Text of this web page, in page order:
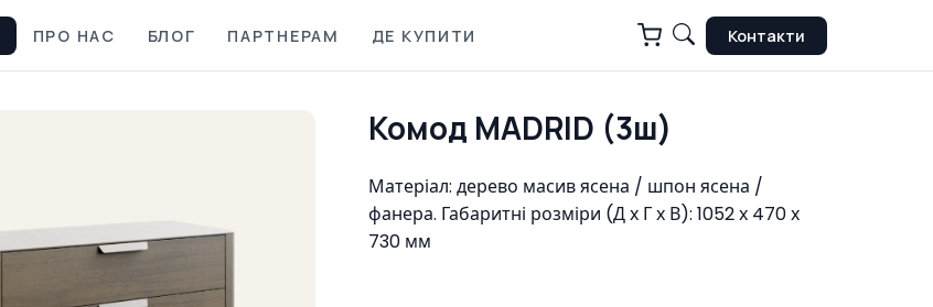
ПРО НАС БЛОГ ПАРТНЕРАМ ДЕ КУПИТИ Контакти
Комод MADRID (3ш)
Матеріал: дерево масив ясена / шпон ясена /
фанера. Габаритні розміри (Д х Г х В): 1052 х 470 х
730 мм